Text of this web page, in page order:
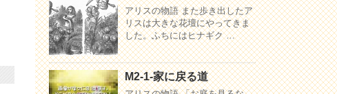
アリスの物語 また歩き出したア
リスは大きな花壇にやってきま
した。ふちにはヒナギク …
M2-1-家に戻る道